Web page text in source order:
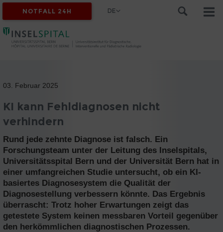
NOTFALL 24H DE
03. Februar 2025
KI kann Fehldiagnosen nicht
verhindern
Rund jede zehnte Diagnose ist falsch. Ein
Forschungsteam unter der Leitung des Inselspitals,
Universitätsspital Bern und der Universität Bern hat in
einer umfangreichen Studie untersucht, ob ein KI-
basiertes Diagnosesystem die Qualität der
Diagnosestellung verbessern könnte. Das Ergebnis
überrascht: Trotz hoher Erwartungen zeigt das
getestete System keinen messbaren Vorteil gegenüber
den herkömmlichen diagnostischen Prozessen.